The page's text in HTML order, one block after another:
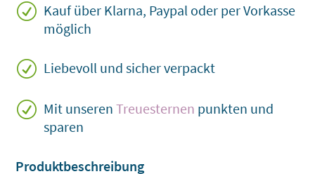
R Kauf über Klarna, Paypal oder per Vorkasse
möglich
R Liebevoll und sicher verpackt
R Mit unseren Treuesternen punkten und
sparen